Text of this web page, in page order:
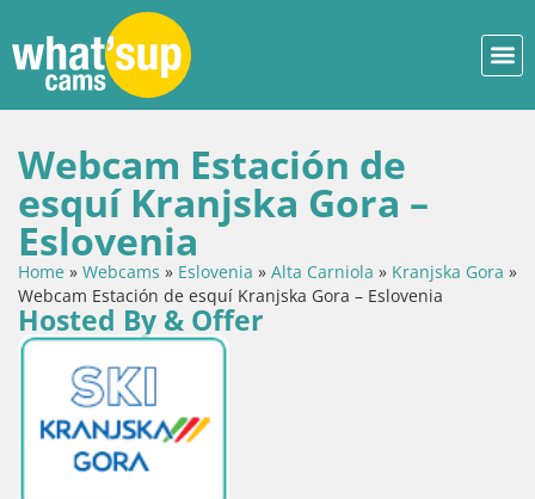
Webcam Estación de
esquí Kranjska Gora –
Eslovenia
Home » Webcams » Eslovenia » Alta Carniola » Kranjska Gora »
Webcam Estación de esquí Kranjska Gora – Eslovenia
Hosted By & Offer